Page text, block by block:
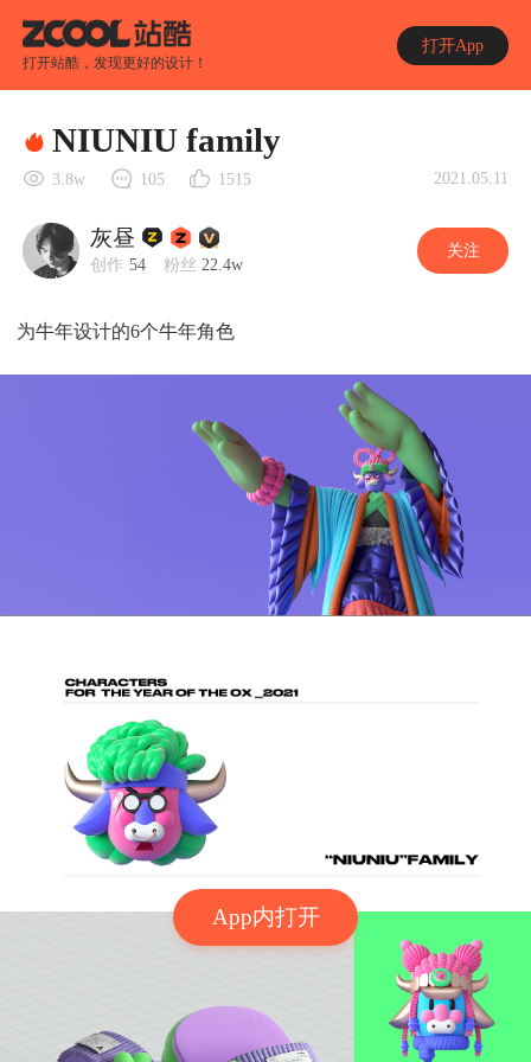
打开站酷，发现更好的设计！
打开App
App内打开
NIUNIU family
3.8w 105 1515 2021.05.11
灰昼
创作 54 粉丝 22.4w
关注
为牛年设计的6个牛年角色